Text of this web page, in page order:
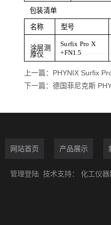
包装清单
名称 型号
涂层测
厚仪
Surfix Pro X
+FN1.5
上一篇： PHYNIX Surfix
下一篇： 德国菲尼克斯
网站首页 产品展示
管理登陆 技术支持： 化工仪器